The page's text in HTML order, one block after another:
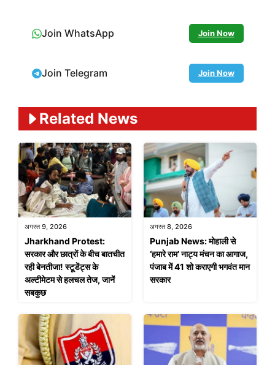
Join WhatsApp Join Now
Join Telegram Join Now
Related News
अगस्त 9, 2026
Jharkhand Protest:
सरकार और छात्रों के बीच बातचीत
रही बेनतीजा! स्टूडेंट्स के
अल्टीमेटम से हलचल तेज, जानें
सबकुछ
अगस्त 8, 2026
Punjab News: मोहाली से
‘हमारे राम’ नाट्य मंचन का आगाज,
पंजाब में 41 शो कराएगी भगवंत मान
सरकार